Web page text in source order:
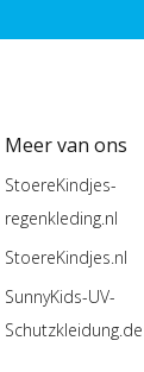
Meer van ons
StoereKindjes-
regenkleding.nl
StoereKindjes.nl
SunnyKids-UV-
Schutzkleidung.de